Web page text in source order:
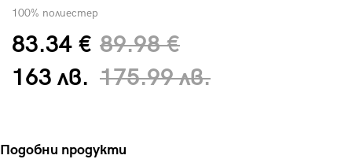
100% полиестер
83.34 €
163 лв.
89.98 €
175.99 лв.
Подобни продукти